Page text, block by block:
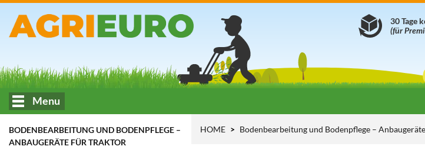
30 Tage
(für
Menu
BODENBEARBEITUNG UND BODENPFLEGE –
ANBAUGERÄTE FÜR TRAKTOR
HOME Bodenbearbeitung und Bodenpflege –